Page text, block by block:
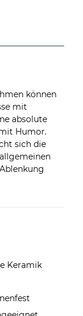
können
mit
absolute
Humor.
sich die
Keramik